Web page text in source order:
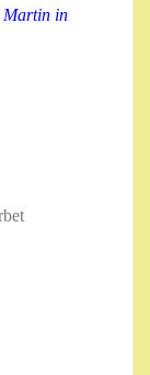
Martin in